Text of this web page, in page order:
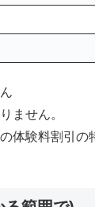
ません。
体験料割引の